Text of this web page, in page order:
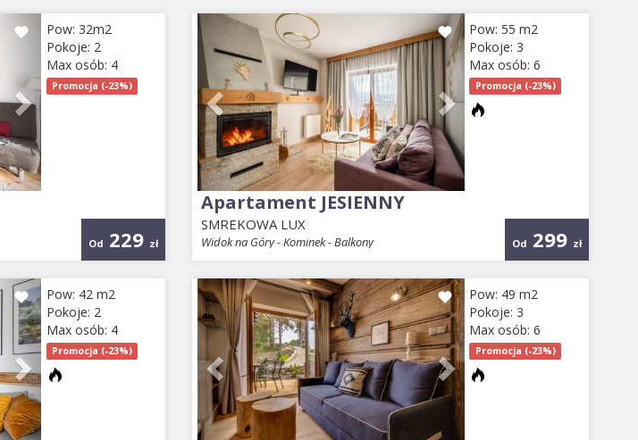
Od 229 zł
NextPow: 32m2
Pokoje: 2
Max osób: 4
Promocja (-23%)
Od 299 zł
Previous NextPow: 55 m2
Pokoje: 3
Max osób: 6
Promocja (-23%)
Apartament JESIENNY
SMREKOWA LUX
Widok na Góry - Kominek - Balkony
NextPow: 42 m2
Pokoje: 2
Max osób: 4
Promocja (-23%)
Previous NextPow: 49 m2
Pokoje: 3
Max osób: 6
Promocja (-23%)